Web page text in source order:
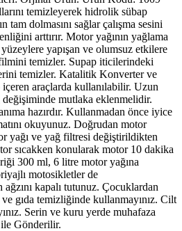
temizleyerek hidrolik sübap
dolmasını sağlar çalışma sesini
arttırır. Motor yağının yağlama
yapışan ve olumsuz etkilere
temizler. Supap iticilerindeki
temizler. Katalitik Konverter ve
araçlarda kullanılabilir. Uzun
mutlaka eklenmelidir.
hazırdır. Kullanmadan önce iyice
okuyunuz. Doğrudan motor
yağı ve yağ filtresi değiştirildikten
sıcakken konularak motor 10 dakika
300 ml, 6 litre motor yağına
motosikletler de
ağzını kapalı tutunuz. Çocuklardan
gıda temizliğinde kullanmayınız. Cilt
Serin ve kuru yerde muhafaza
Gönderilir.